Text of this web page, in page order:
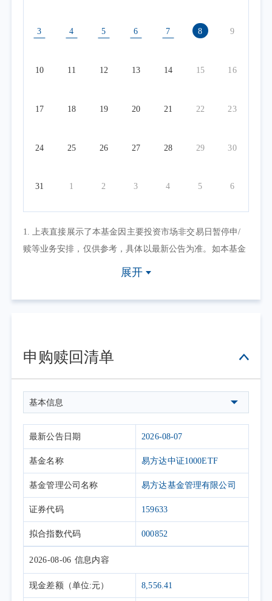
3 4 5 6 7 8 9
10 11 12 13 14 15 16
17 18 19 20 21 22 23
24 25 26 27 28 29 30
31 1 2 3 4 5 6
1. 上表直接展示了本基金因主要投资市场非交易日暂停申/
赎等业务安排，仅供参考，具体以最新公告为准。如本基金
因其他原因暂停申/赎等业务或有其他交易状态限制的，可点
2. 上表默认展示一个自然月的开放日安排，如需要查询本基
展开
申购赎回清单
基本信息
最新公告日期 2026-08-07
基金名称 易方达中证1000ETF
基金管理公司名称 易方达基金管理有限公司
证券代码 159633
拟合指数代码 000852
2026-08-06 信息内容
现金差额（单位:元） 8,556.41